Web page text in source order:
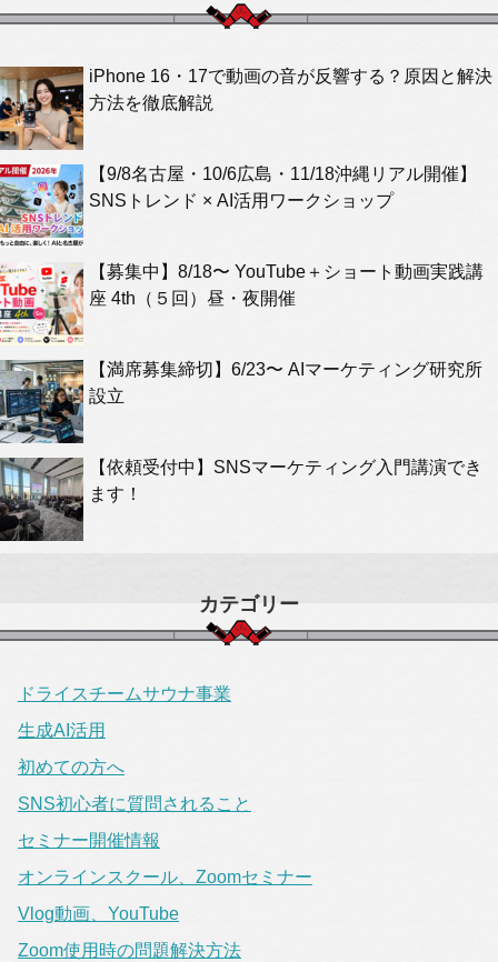
iPhone 16・17で動画の音が反響する？原因と解決
方法を徹底解説
【9/8名古屋・10/6広島・11/18沖縄リアル開催】
SNSトレンド × AI活用ワークショップ
【募集中】8/18〜 YouTube＋ショート動画実践講
座 4th（５回）昼・夜開催
【満席募集締切】6/23〜 AIマーケティング研究所
設立
【依頼受付中】SNSマーケティング入門講演でき
ます！
カテゴリー
ドライスチームサウナ事業
生成AI活用
初めての方へ
SNS初心者に質問されること
セミナー開催情報
オンラインスクール、Zoomセミナー
Vlog動画、YouTube
Zoom使用時の問題解決方法